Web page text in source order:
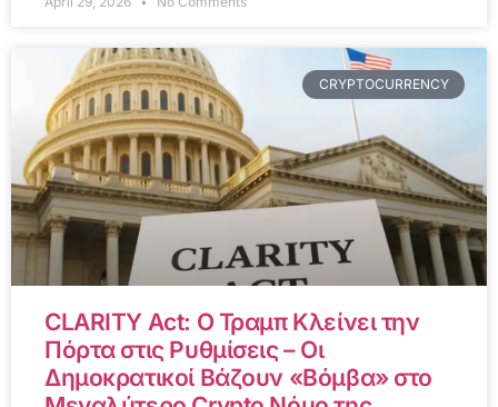
CRYPTOCURRENCY
CLARITY Act: Ο Τραμπ Κλείνει την
Πόρτα στις Ρυθμίσεις – Οι
Δημοκρατικοί Βάζουν «Βόμβα» στο